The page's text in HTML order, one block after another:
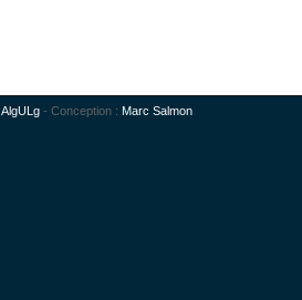
AlgULg - Conception : Marc Salmon